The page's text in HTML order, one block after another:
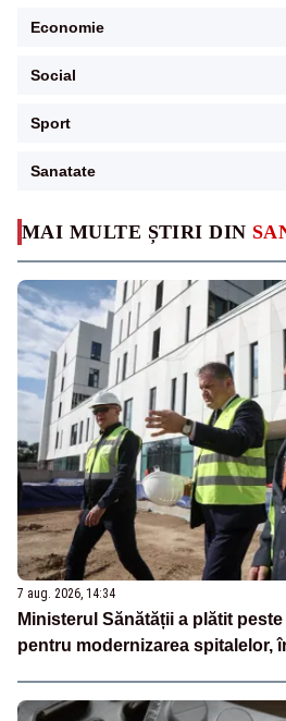
MAI MULTE ȘTIRI DIN
7 aug. 2026, 14:34
Ministerul Sănătății a plătit
pentru modernizarea spitalelor,
Economie
Social
Sport
Sanatate